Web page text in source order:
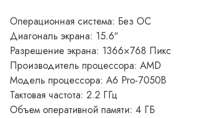
Операционная система: Без ОС
Диагональ экрана: 15.6″
Разрешение экрана: 1366×768 Пикс
Производитель процессора: AMD
Модель процессора: A6 Pro-7050B
Тактовая частота: 2.2 ГГц
Объем оперативной памяти: 4 ГБ